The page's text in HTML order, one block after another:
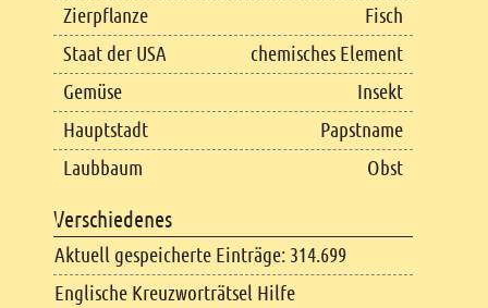
Zierpflanze
Fisch
Staat der USA
chemisches Element
Gemüse
Insekt
Hauptstadt
Papstname
Laubbaum
Obst
Verschiedenes
Aktuell gespeicherte Einträge: 314.699
Englische Kreuzworträtsel Hilfe